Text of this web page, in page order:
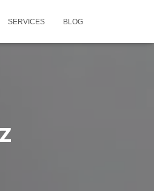
SERVICES BLOG